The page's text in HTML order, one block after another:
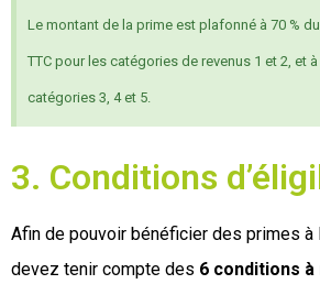
Le montant de la prime est plafonné à 70 %
TTC pour les catégories de revenus 1 et 2, et
catégories 3, 4 et 5.
3. Conditions
Afin de pouvoir bénéficier des primes à
devez tenir compte des 6 conditions